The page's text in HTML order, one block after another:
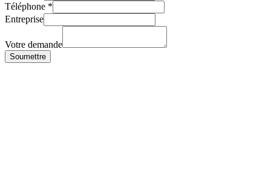
Téléphone *
Entreprise
Votre demande
Soumettre